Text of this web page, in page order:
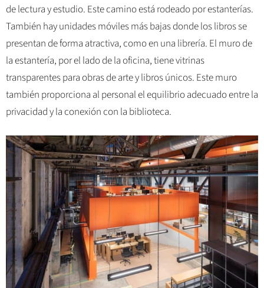
de lectura y estudio. Este camino está rodeado por estanterías.
También hay unidades móviles más bajas donde los libros se
presentan de forma atractiva, como en una librería. El muro de
la estantería, por el lado de la oficina, tiene vitrinas
transparentes para obras de arte y libros únicos. Este muro
también proporciona al personal el equilibrio adecuado entre la
privacidad y la conexión con la biblioteca.